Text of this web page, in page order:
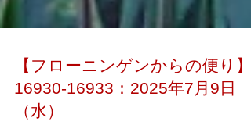
【フローニンゲンからの便り】